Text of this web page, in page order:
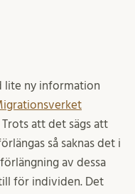
lite ny information
att det sägs att
så saknas det i
av dessa
för individen. Det